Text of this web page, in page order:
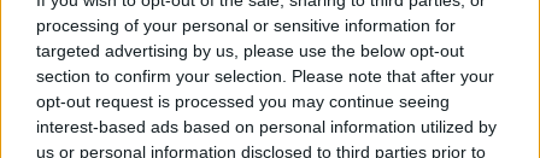
processing of your personal or sensitive information for
targeted advertising by us, please use the below opt-out
section to confirm your selection. Please note that after your
opt-out request is processed you may continue seeing
interest-based ads based on personal information utilized by
us or personal information disclosed to third parties prior to
resta fuori. Ecco il nuovo consiglio comunale di
Parabiago
PIÙ INFORMAZIONI SU
elezioni 2026 parabiago
elezioni amministrative 2026